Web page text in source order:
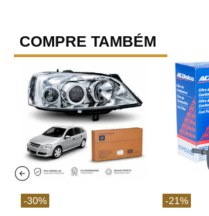
COMPRE TAMBÉM
-30%
-21%